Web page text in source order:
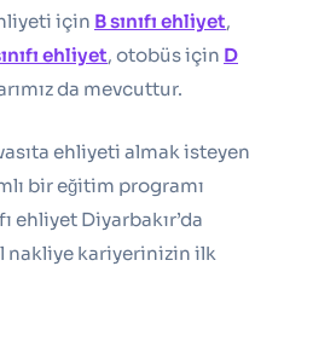
için B sınıfı ehliyet,
ehliyet, otobüs için D
da mevcuttur.
ehliyeti almak isteyen
bir eğitim programı
ehliyet Diyarbakır’da
nakliye kariyerinizin ilk